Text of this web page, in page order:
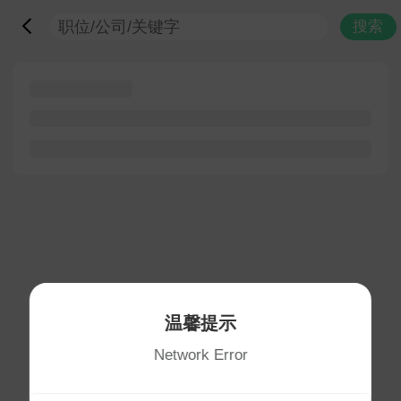
搜索
温馨提示
Network Error